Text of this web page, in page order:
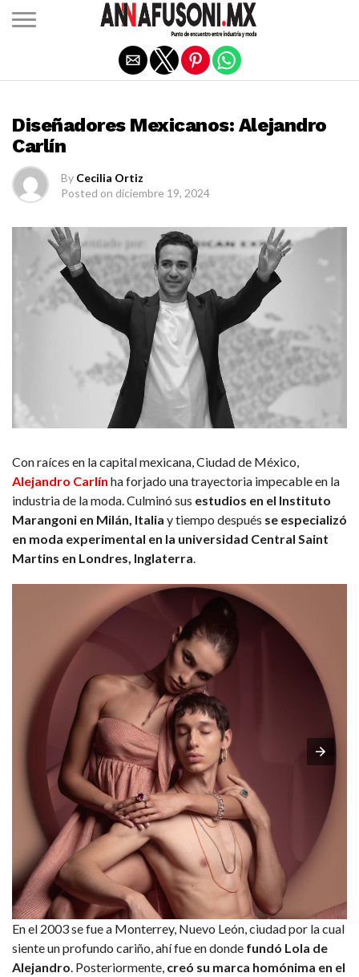
Diseñadores Mexicanos: Alejandro
Carlín
By Cecilia Ortiz
Posted on diciembre 19, 2024
Con raíces en la capital mexicana, Ciudad de México,
Alejandro Carlín ha forjado una trayectoria impecable en la
industria de la moda. Culminó sus estudios en el Instituto
Marangoni en Milán, Italia y tiempo después se especializó
en moda experimental en la universidad Central Saint
Martins en Londres, Inglaterra
En el 2003 se fue a Monterrey, Nuevo León, ciudad por la cual
siente un profundo cariño, ahí fue en donde fundó Lola de
Alejandro . Posteriormente, creó su marca homónima en el
Salir de la versión móvil